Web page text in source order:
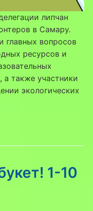
липчан
в Самару.
главных вопросов
ресурсов и
а также участники
экологических
1-10